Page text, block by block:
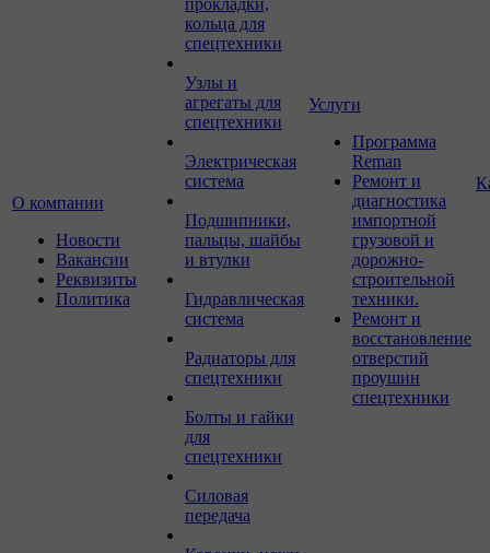
О компании
Новости
Вакансии
Реквизиты
Политика
прокладки,
кольца для
спецтехники
Узлы и
агрегаты для
спецтехники
Электрическая
система
Подшипники,
пальцы, шайбы
и втулки
Гидравлическая
система
Радиаторы для
спецтехники
Болты и гайки
для
спецтехники
Силовая
передача
Услуги
Программа
Reman
Ремонт и
диагностика
импортной
грузовой и
дорожно-
строительной
техники.
Ремонт и
восстановление
отверстий
проушин
спецтехники